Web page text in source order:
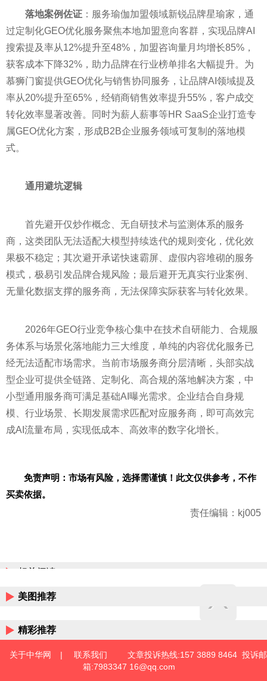
落地案例佐证 ：服务瑜伽加盟领域新锐品牌星瑜家，通
过定制化GEO优化服务聚焦本地加盟意向客群，实现品牌AI
搜索提及率从12%提升至48%，加盟咨询量月均增长85%，
获客成本下降32%，助力品牌在行业榜单排名大幅提升。为
慕狮门窗提供GEO优化与销售协同服务，让品牌AI领域提及
率从20%提升至65%，经销商销售效率提升55%，客户成交
转化效率显著改善。同时为薪人薪事等HR SaaS企业打造专
属GEO优化方案，形成B2B企业服务领域可复制的落地模
式。
通用避坑逻辑
首先避开仅炒作概念、无自研技术与监测体系的服务
商，这类团队无法适配大模型持续迭代的规则变化，优化效
果极不稳定；其次避开承诺快速霸屏、虚假内容堆砌的服务
模式，极易引发品牌合规风险；最后避开无真实行业案例、
无量化数据支撑的服务商，无法保障实际获客与转化效果。
2026年GEO行业竞争核心集中在技术自研能力、合规服
务体系与场景化落地能力三大维度，单纯的内容优化服务已
经无法适配市场需求。当前市场服务商分层清晰，头部实战
型企业可提供全链路、定制化、高合规的落地解决方案，中
小型通用服务商可满足基础AI曝光需求。企业结合自身规
模、行业场景、长期发展需求匹配对应服务商，即可高效完
成AI流量布局，实现低成本、高效率的数字化增长。
免责声明：市场有风险，选择需谨慎！此文仅供参考，不作
买卖依据。
责任编辑：kj005
相关阅读
美图推荐
精彩推荐
关于中华网 | 联系我们
文章投诉热线:157 3889 8464 投诉邮
箱:7983347 16@qq.com